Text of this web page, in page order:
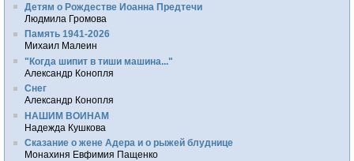
Детям о Рождестве Иоанна Предтечи
Людмила Громова
Память 1941-2026
Михаил Малеин
"Когда шипит в тиши машина..."
Александр Конопля
Снег
Александр Конопля
НАШИМ ВОИНАМ
Надежда Кушкова
Сказание о жене Адера и о рыжей блуднице
Монахиня Евфимия Пащенко